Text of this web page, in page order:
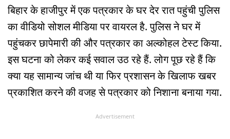
बिहार के हाजीपुर में एक पत्रकार के घर देर रात पहुंची पुलिस
का वीडियो सोशल मीडिया पर वायरल है. पुलिस ने घर में
पहुंचकर छापेमारी की और पत्रकार का अल्कोहल टेस्ट किया.
इस घटना को लेकर कई सवाल उठ रहे हैं. लोग पूछ रहे हैं कि
क्या यह सामान्य जांच थी या फिर प्रशासन के खिलाफ खबर
प्रकाशित करने की वजह से पत्रकार को निशाना बनाया गया.
Advertisement